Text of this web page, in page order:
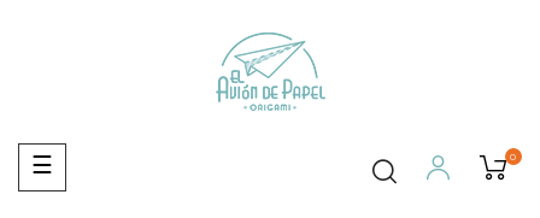
Navegación
de
☰ 0